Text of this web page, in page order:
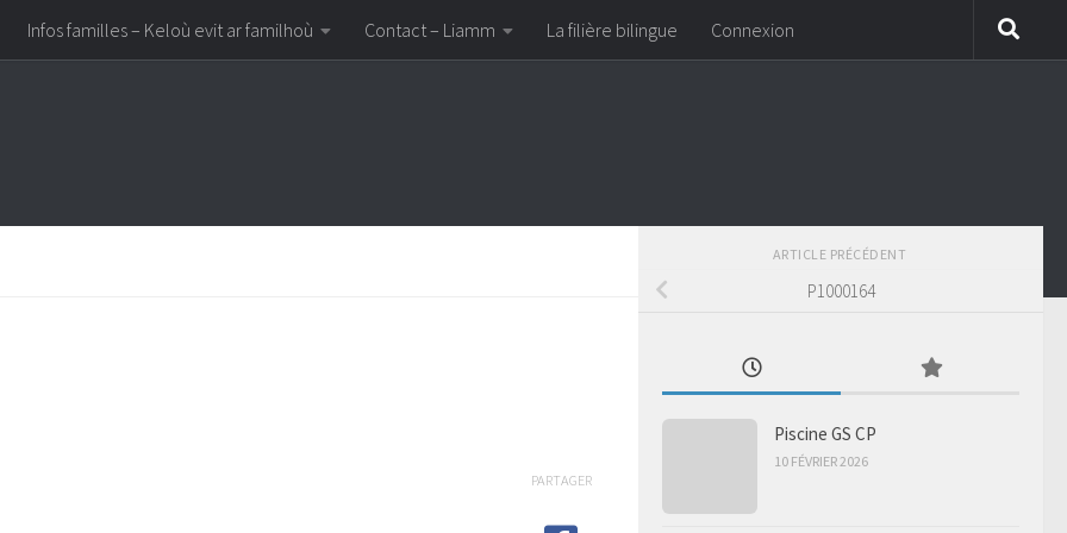
Infos familles – Keloù evit ar familhoù Contact – Liamm La filière bilingue Connexion
PARTAGER
ARTICLE PRÉCÉDENT
P1000164
Piscine GS CP
10 FÉVRIER 2026